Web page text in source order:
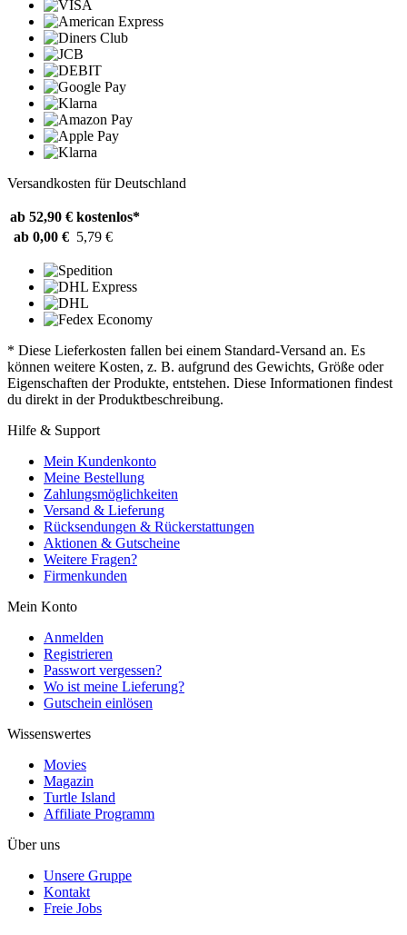
Versandkosten für Deutschland
ab 52,90 € kostenlos*
ab 0,00 € 5,79 €
* Diese Lieferkosten fallen bei einem Standard-Versand an. Es
können weitere Kosten, z. B. aufgrund des Gewichts, Größe oder
Eigenschaften der Produkte, entstehen. Diese Informationen findest
du direkt in der Produktbeschreibung.
Hilfe & Support
Mein Kundenkonto
Meine Bestellung
Zahlungsmöglichkeiten
Versand & Lieferung
Rücksendungen & Rückerstattungen
Aktionen & Gutscheine
Weitere Fragen?
Firmenkunden
Mein Konto
Anmelden
Registrieren
Passwort vergessen?
Wo ist meine Lieferung?
Gutschein einlösen
Wissenswertes
Movies
Magazin
Turtle Island
Affiliate Programm
Über uns
Unsere Gruppe
Kontakt
Freie Jobs